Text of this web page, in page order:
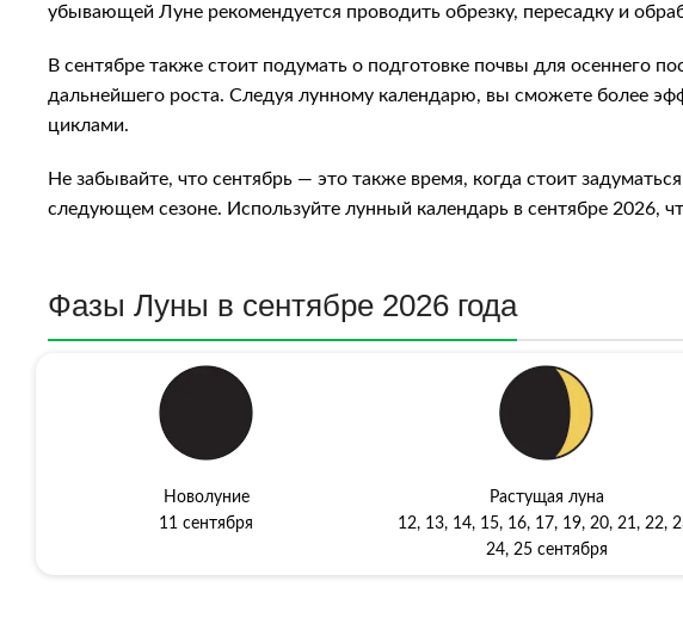
убывающей Луне рекомендуется проводить обрезку, пересадку и
В сентябре также стоит подумать о подготовке почвы для осеннего
дальнейшего роста. Следуя лунному календарю, вы сможете более
циклами.
Не забывайте, что сентябрь — это также время, когда стоит
следующем сезоне. Используйте лунный календарь в сентябре 2026,
Фазы Луны в сентябре 2026 года
Новолуние
11 сентября
Растущая луна
12, 13, 14, 15, 16, 17, 19, 20, 21, 22,
24, 25 сентября